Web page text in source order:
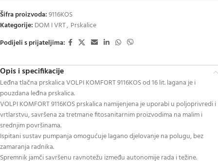
Šifra proizvoda:9116KOS
Kategorije: DOM I VRT, Prskalice
Podijeli s prijateljima:
Opis i specifikacije
Leđna tlačna prskalica VOLPI KOMFORT 9116KOS od 16 lit. lagana je i
pouzdana leđna prskalica.
VOLPI KOMFORT 9116KOS prskalica namijenjena je uporabi u poljoprivredi i
vrtlarstvu, savršena za tretmane fitosanitarnim proizvodima na malim i
srednjim površinama.
Ispitani sustav pumpanja omogućuje lagano djelovanje na polugu, bez
zamaranja radnika.
Spremnik jamči savršenu ravnotežu između autonomije rada i težine.